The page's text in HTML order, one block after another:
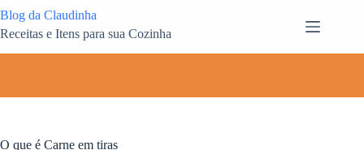
para
o
Blog da Claudinha
Receitas e Itens para sua Cozinha
O que é Carne em tiras